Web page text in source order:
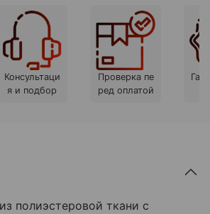
Консультаци
я и подбор
Проверка пе
ред оплатой
полиэстеровой ткани с